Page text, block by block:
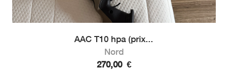
AAC T10 hpa (prix...
Nord
270,00 €